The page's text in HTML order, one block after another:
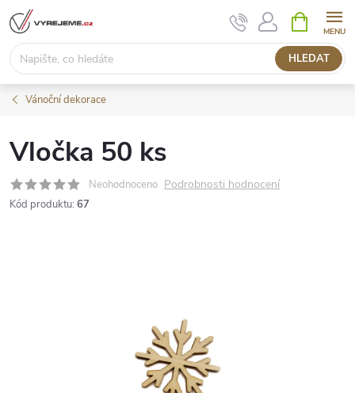
Přejít
na
obsah
HLEDAT
NÁKUPNÍ
KOŠÍK
Vánoční dekorace
Vločka 50 ks
Neohodnoceno Podrobnosti hodnocení
Kód produktu: 67